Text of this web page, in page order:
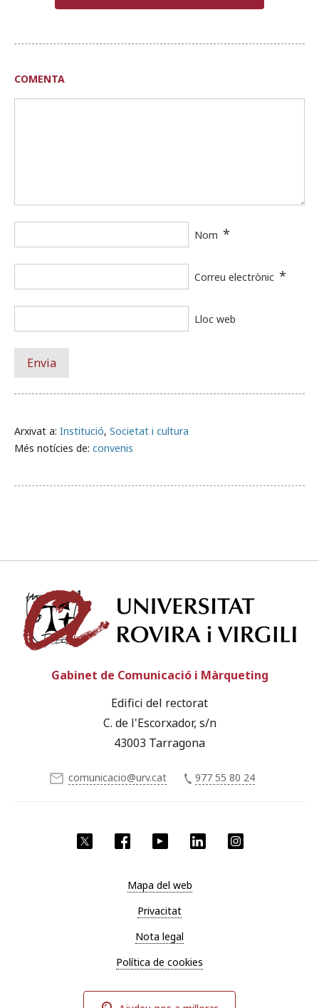
Arxivat a: Institució, Societat i cultura
Més notícies de: convenis
COMENTA
Nom *
Correu electrònic *
Lloc web
Facebook YouTube LinkedIn
Gabinet de Comunicació i Màrqueting
Edifici del rectorat
C. de l'Escorxador, s/n
43003 Tarragona
comunicacio@urv.cat 977 55 80 24
Mapa del web
Privacitat
Nota legal
Política de cookies